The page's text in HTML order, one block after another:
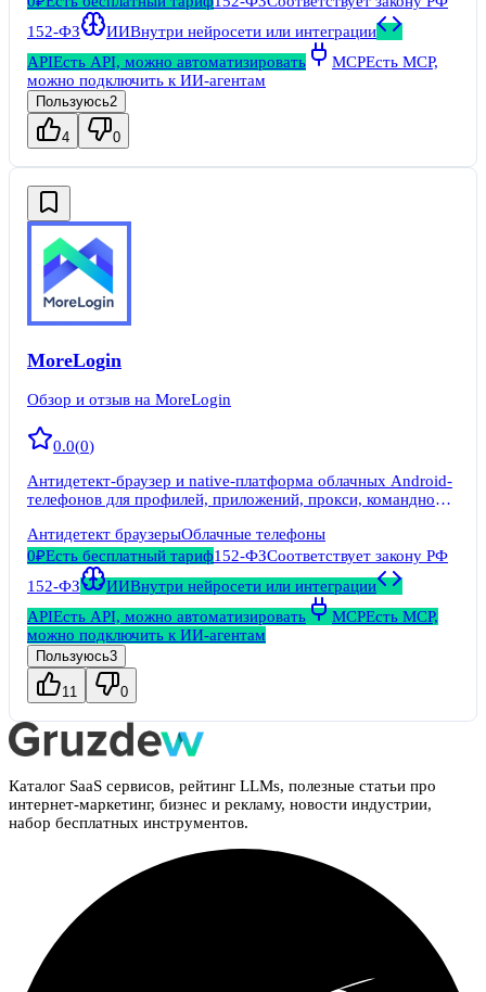
152-ФЗ
ИИВнутри нейросети или интеграции
APIЕсть API, можно автоматизировать MCPЕсть MCP,
можно подключить к ИИ-агентам
Пользуюсь2
4 0
MoreLogin
Обзор и отзыв на MoreLogin
0.0(0)
Антидетект-браузер и native-платформа облачных Android-
телефонов для профилей, приложений, прокси, командной
Антидетект браузерыОблачные телефоны
0₽Есть бесплатный тариф152-ФЗСоответствует закону РФ
152-ФЗ
ИИВнутри нейросети или интеграции
APIЕсть API, можно автоматизировать MCPЕсть MCP,
можно подключить к ИИ-агентам
Пользуюсь3
11 0
Каталог SaaS сервисов, рейтинг LLMs, полезные статьи про
интернет-маркетинг, бизнес и рекламу, новости индустрии,
набор бесплатных инструментов.